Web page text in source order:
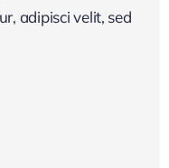
adipisci velit, sed